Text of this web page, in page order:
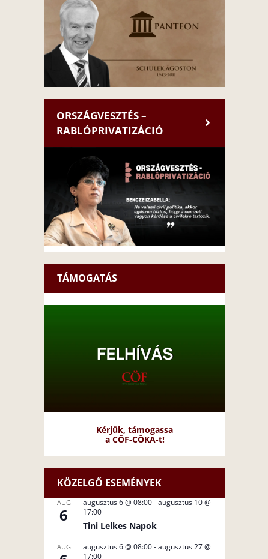
ORSZÁGVESZTÉS –
RABLÓPRIVATIZÁCIÓ
TÁMOGATÁS
Kérjük, támogassa
a CÖF-CÖKA-t!
KÖZELGŐ ESEMÉNYEK
AUG
6
augusztus 6 @ 08:00-augusztus 10 @
17:00
Tini Lelkes Napok
AUG augusztus 6 @ 08:00-augusztus 27 @
17:00